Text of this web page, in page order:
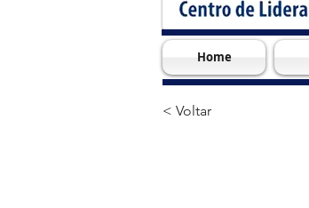
Home
< Voltar